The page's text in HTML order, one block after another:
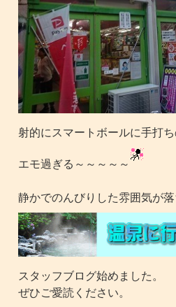
射的にスマートボールに手打ち
エモ過ぎる～～～～～
静かでのんびりした雰囲気が落
スタッフブログ始めました。
ぜひご愛読ください。